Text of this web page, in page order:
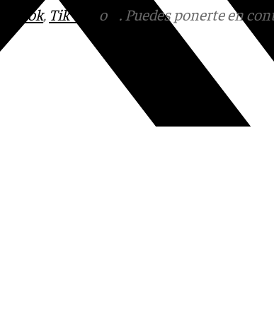
, Tik Tok o
. Puedes ponerte en